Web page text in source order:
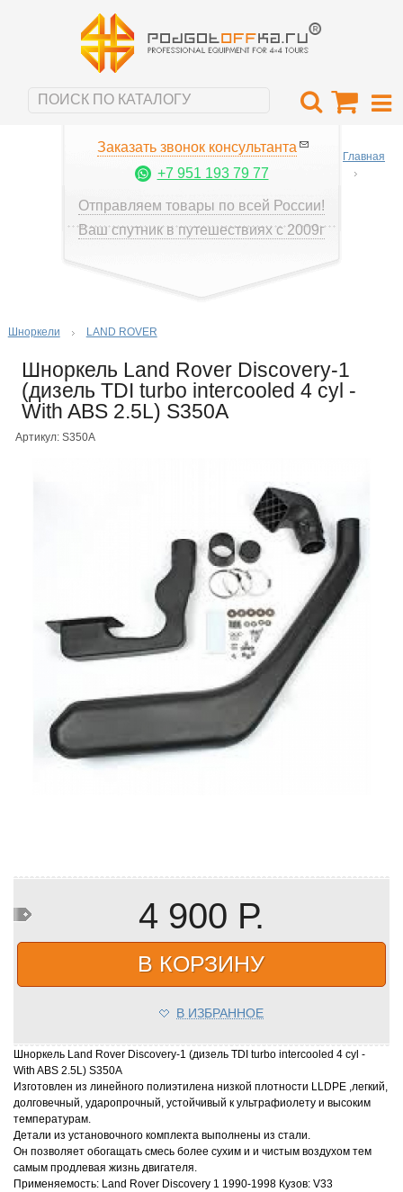
Заказать звонок консультанта
+7 951 193 79 77
Отправляем товары по всей России!
Ваш спутник в путешествиях с 2009г
Главная
Шноркели LAND ROVER
Шноркель Land Rover Discovery-1
(дизель TDI turbo intercooled 4 cyl -
With ABS 2.5L) S350A
Артикул: S350A
4 900 Р.
В КОРЗИНУ
В ИЗБРАННОЕ
Шноркель Land Rover Discovery-1 (дизель TDI turbo intercooled 4 cyl -
With ABS 2.5L) S350A
Изготовлен из линейного полиэтилена низкой плотности LLDPE ,легкий,
долговечный, ударопрочный, устойчивый к ультрафиолету и высоким
температурам.
Детали из установочного комплекта выполнены из стали.
Он позволяет обогащать смесь более сухим и и чистым воздухом тем
самым продлевая жизнь двигателя.
Применяемость: Land Rover Discovery 1 1990-1998 Кузов: V33